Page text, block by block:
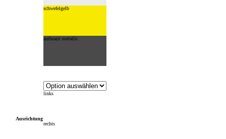
schwefelgelb
anthrazit metallic
Ausrichtung
links
rechts